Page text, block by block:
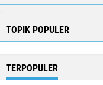
TOPIK POPULER
TERPOPULER